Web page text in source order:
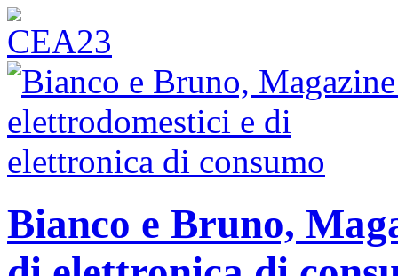
Bianco e Bruno,